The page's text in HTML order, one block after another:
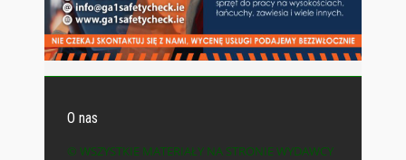
O nas
© WSZYSTKIE MATERIAŁY NA STRONIE WYDAWCY